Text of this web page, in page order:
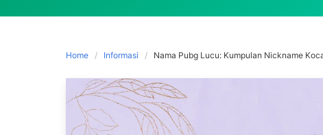
Home Informasi Nama Pubg Lucu: Kumpulan Nickname